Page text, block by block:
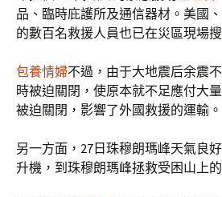
品、臨時庇護所及通信器材。美國
的數百名救援人員也已在災區現場搜
包養情婦不過，由于大地震后余震
時被迫關閉，使原本就不足應付大
被迫關閉，影響了外國救援的運輸。
另一方面，27日珠穆朗瑪峰天氣良
升機，到珠穆朗瑪峰拯救受困山上